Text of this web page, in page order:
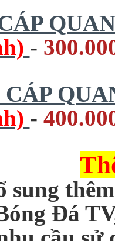
-
CÁP
-
sung
Đá